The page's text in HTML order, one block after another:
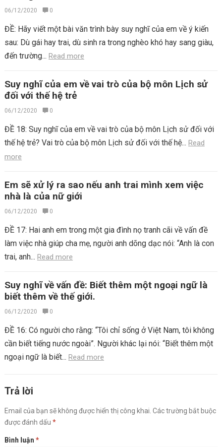
06/12/2020 0
ĐỀ: Hãy viết một bài văn trình bày suy nghĩ của em về ý kiến
sau: Dù gái hay trai, dù sinh ra trong nghèo khó hay sang giàu,
đến trường... Read more
Suy nghĩ của em về vai trò của bộ môn Lịch sử
đối với thế hệ trẻ
06/12/2020 0
ĐỀ 18: Suy nghĩ của em về vai trò của bộ môn Lịch sử đối với
thế hệ trẻ? Vai trò của bộ môn Lịch sử đối với thế hệ... Read
more
Em sẽ xử lý ra sao nếu anh trai mình xem việc
nhà là của nữ giới
06/12/2020 0
ĐỀ 17: Hai anh em trong một gia đình nọ tranh cãi về vấn đề
làm việc nhà giúp cha mẹ, người anh dõng dạc nói: “Anh là con
trai, anh... Read more
Suy nghĩ về vấn đề: Biết thêm một ngoại ngữ là
biết thêm về thế giới.
06/12/2020 0
ĐỀ 16: Có người cho rằng: “Tôi chỉ sống ở Việt Nam, tôi không
cần biết tiếng nước ngoài”. Người khác lại nói: “Biết thêm một
ngoại ngữ là biết... Read more
Trả lời
Email của bạn sẽ không được hiển thị công khai. Các trường bắt buộc
được đánh dấu *
Bình luận *